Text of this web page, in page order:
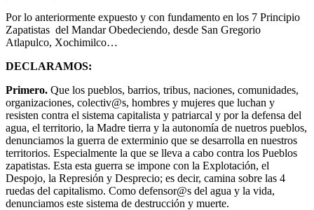
Por lo anteriormente expuesto y con fundamento en los 7 Principio
Zapatistas del Mandar Obedeciendo, desde San Gregorio
Atlapulco, Xochimilco…
DECLARAMOS:
Primero. Que los pueblos, barrios, tribus, naciones, comunidades,
organizaciones, colectiv@s, hombres y mujeres que luchan y
resisten contra el sistema capitalista y patriarcal y por la defensa del
agua, el territorio, la Madre tierra y la autonomía de nuetros pueblos,
denunciamos la guerra de exterminio que se desarrolla en nuestros
territorios. Especialmente la que se lleva a cabo contra los Pueblos
zapatistas. Esta esta guerra se impone con la Explotación, el
Despojo, la Represión y Desprecio; es decir, camina sobre las 4
ruedas del capitalismo. Como defensor@s del agua y la vida,
denunciamos este sistema de destrucción y muerte.